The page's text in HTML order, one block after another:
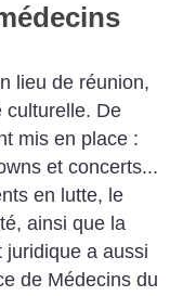
lieu de réunion,
culturelle. De
mis en place :
et concerts...
en lutte, le
ainsi que la
juridique a aussi
de Médecins du